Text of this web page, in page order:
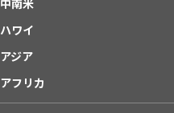
ハワイ
アジア
アフリカ